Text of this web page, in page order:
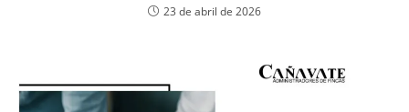
23 de abril de 2026